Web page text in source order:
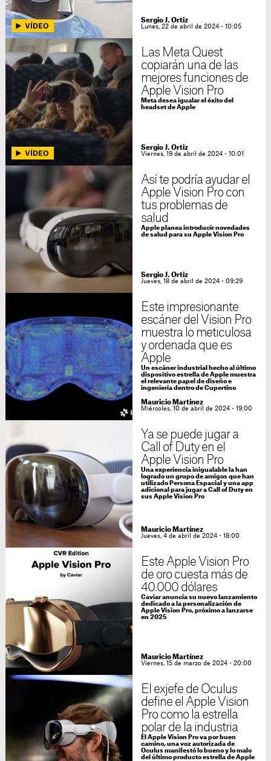
Sergio J. Ortiz
Lunes, 22 de abril de 2024 - 10:05
Las Meta Quest
copiarán una de las
mejores funciones de
Apple Vision Pro
Meta desea igualar el éxito del
headset de Apple
Sergio J. Ortiz
Viernes, 19 de abril de 2024 - 10:01
Así te podría ayudar el
Apple Vision Pro con
tus problemas de
salud
Apple planea introducir novedades
de salud para su Apple Vision Pro
Sergio J. Ortiz
Jueves, 18 de abril de 2024 - 09:29
Este impresionante
escáner del Vision Pro
muestra lo meticulosa
y ordenada que es
Apple
Un escáner industrial hecho al último
dispositivo estrella de Apple muestra
el relevante papel de diseño e
ingeniería dentro de Cupertino
Mauricio Martínez
Miércoles, 10 de abril de 2024 - 19:00
Ya se puede jugar a
Call of Duty en el
Apple Vision Pro
Una experiencia inigualable la han
logrado un grupo de amigos que han
utilizado Persona Espacial y una app
adicional para jugar a Call of Duty en
sus Apple Vision Pro
Mauricio Martínez
Jueves, 4 de abril de 2024 - 18:00
Este Apple Vision Pro
de oro cuesta más de
40.000 dólares
Caviar anuncia su nuevo lanzamiento
dedicado a la personalización de
Apple Vision Pro, próximo a lanzarse
en 2025
Mauricio Martínez
Viernes, 15 de marzo de 2024 - 20:00
El exjefe de Oculus
define el Apple Vision
Pro como la estrella
polar de la industria
El Apple Vision Pro va por buen
camino, una voz autorizada de
Oculus manifestó lo bueno y lo malo
del último producto estrella de Apple